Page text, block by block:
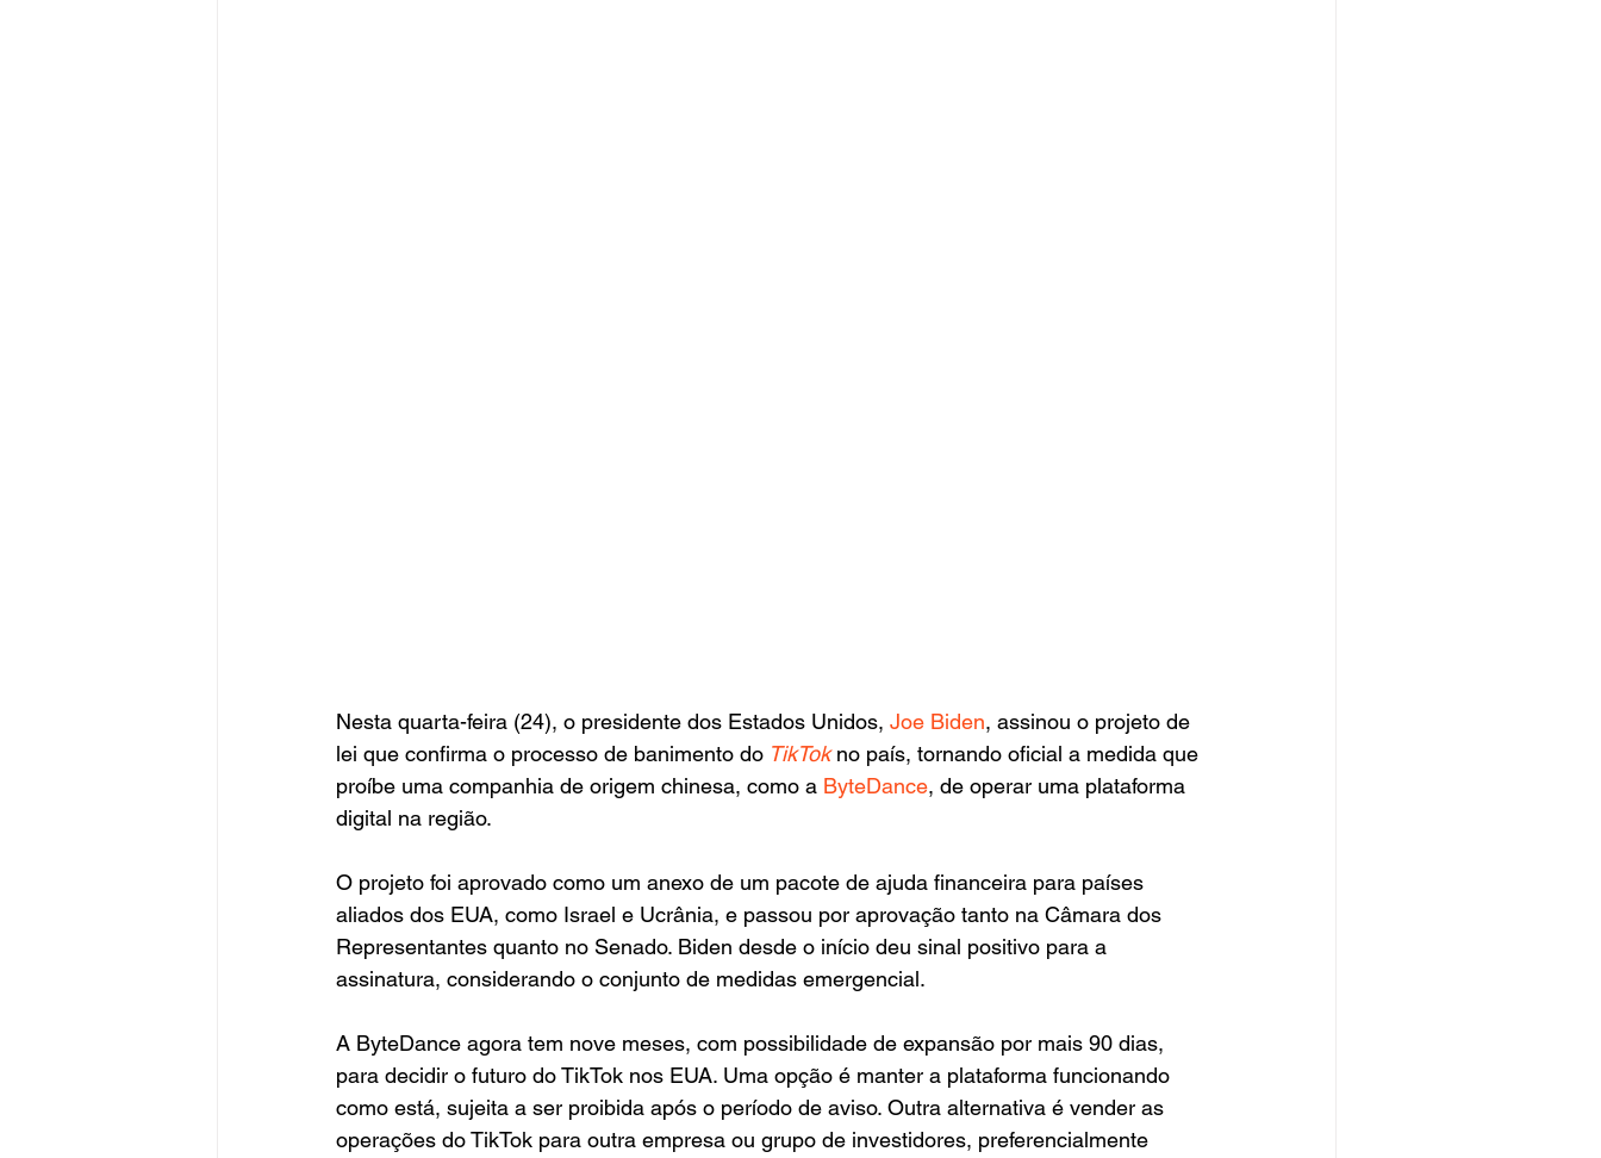
Nesta quarta-feira (24), o presidente dos Estados Unidos, Joe Biden, assinou o projeto de
lei que confirma o processo de banimento do TikTok no país, tornando oficial a medida que
proíbe uma companhia de origem chinesa, como a ByteDance, de operar uma plataforma
digital na região.
O projeto foi aprovado como um anexo de um pacote de ajuda financeira para países
aliados dos EUA, como Israel e Ucrânia, e passou por aprovação tanto na Câmara dos
Representantes quanto no Senado. Biden desde o início deu sinal positivo para a
assinatura, considerando o conjunto de medidas emergencial.
A ByteDance agora tem nove meses, com possibilidade de expansão por mais 90 dias,
para decidir o futuro do TikTok nos EUA. Uma opção é manter a plataforma funcionando
como está, sujeita a ser proibida após o período de aviso. Outra alternativa é vender as
operações do TikTok para outra empresa ou grupo de investidores, preferencialmente